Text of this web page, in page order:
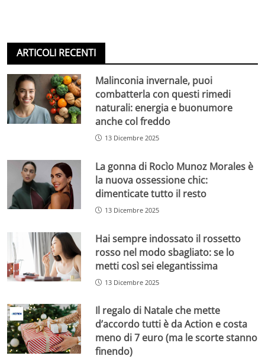
ARTICOLI RECENTI
Malinconia invernale, puoi
combatterla con questi rimedi
naturali: energia e buonumore
anche col freddo
13 Dicembre 2025
La gonna di Rocìo Munoz Morales è
la nuova ossessione chic:
dimenticate tutto il resto
13 Dicembre 2025
Hai sempre indossato il rossetto
rosso nel modo sbagliato: se lo
metti così sei elegantissima
13 Dicembre 2025
Il regalo di Natale che mette
d’accordo tutti è da Action e costa
meno di 7 euro (ma le scorte stanno
finendo)